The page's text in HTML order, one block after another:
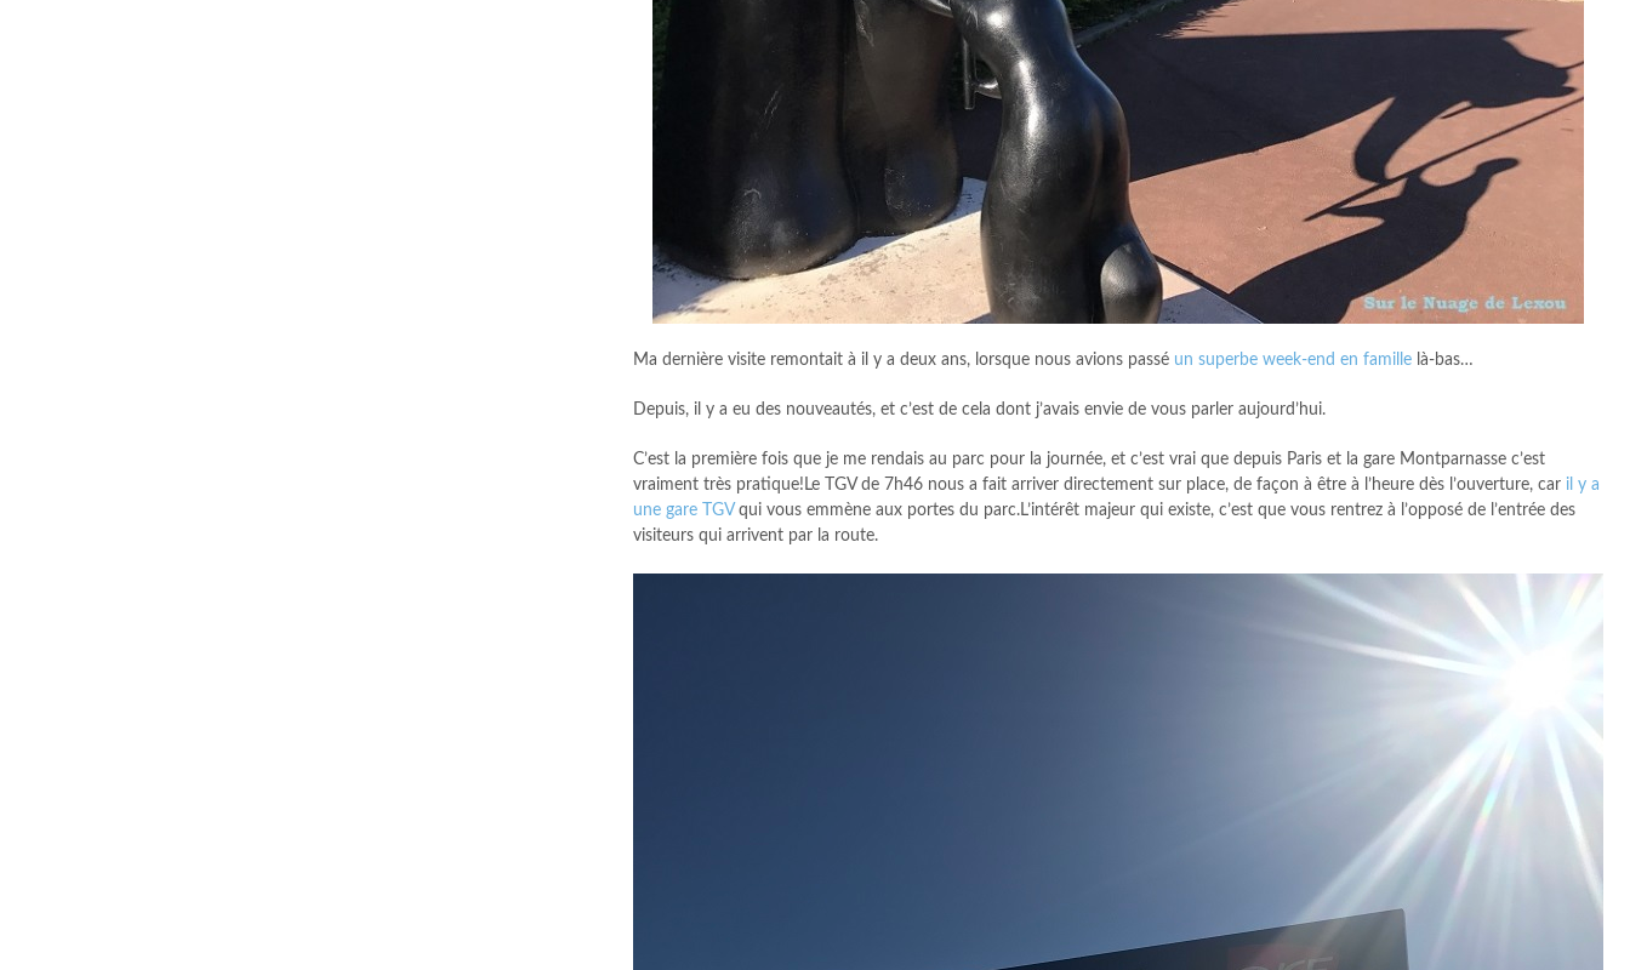
Ma dernière visite remontait à il y a deux ans, lorsque nous avions passé un superbe week-end en famille là-bas…
Depuis, il y a eu des nouveautés, et c’est de cela dont j’avais envie de vous parler aujourd’hui.
C’est la première fois que je me rendais au parc pour la journée, et c’est vrai que depuis Paris et la gare Montparnasse c’est
vraiment très pratique!Le TGV de 7h46 nous a fait arriver directement sur place, de façon à être à l’heure dès l’ouverture, car il y a
une gare TGVqui vous emmène aux portes du parc.L’intérêt majeur qui existe, c’est que vous rentrez à l’opposé de l’entrée des
visiteurs qui arrivent par la route.